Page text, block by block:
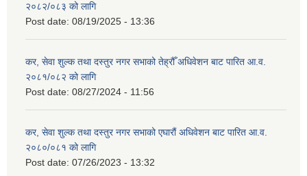
२०८२/०८३ को लागि
Post date: 08/19/2025 - 13:36
कर, सेवा शुल्क तथा दस्तुर नगर सभाको तेह्रौँ अधिवेशन बाट पारित आ.व.
२०८१/०८२ को लागि
Post date: 08/27/2024 - 11:56
कर, सेवा शुल्क तथा दस्तुर नगर सभाको एघारौं अधिवेशन बाट पारित आ.व.
२०८०/०८१ को लागि
Post date: 07/26/2023 - 13:32